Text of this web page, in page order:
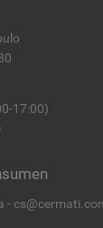
17:00)
-